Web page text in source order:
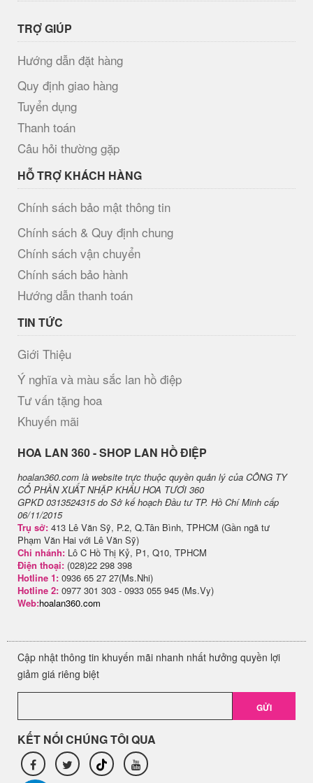
TRỢ GIÚP
Hướng dẫn đặt hàng
Quy định giao hàng
Tuyển dụng
Thanh toán
Câu hỏi thường gặp
HỖ TRỢ KHÁCH HÀNG
Chính sách bảo mật thông tin
Chính sách & Quy định chung
Chính sách vận chuyển
Chính sách bảo hành
Hướng dẫn thanh toán
TIN TỨC
Giới Thiệu
Ý nghĩa và màu sắc lan hồ điệp
Tư vấn tặng hoa
Khuyến mãi
H​OA LAN 360 - SHOP LAN HỒ ĐIỆP
hoalan360.com là website trực thuộc quyền quản lý của CÔNG TY
CỔ PHẦN XUẤT NHẬP KHẨU HOA TƯƠI 360
GPKD 0313524315 do Sở kế hoạch Đầu tư TP. Hồ Chí Minh cấp
06/11/2015
Trụ sở: 413 Lê Văn Sỹ, P.2, Q.Tân Bình, TPHCM (Gần ngã tư
Phạm Văn Hai với Lê Văn Sỹ)
Chi nhánh: Lô C Hồ Thị Kỷ, P1, Q10, TPHCM
Điện thoại: (028)22 298 398
Hotline 1: 0936 65 27 27(Ms.Nhi)
Hotline 2: 0977 301 303 - 0933 055 945 (Ms.Vy)
Web:hoalan360.com
Cập nhật thông tin khuyến mãi nhanh nhất hưởng quyền lợi
giảm giá riêng biệt
GỬI
KẾT NỐI CHÚNG TÔI QUA